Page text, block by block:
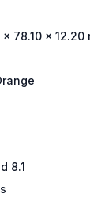
× 78.10 × 12.20
8.1